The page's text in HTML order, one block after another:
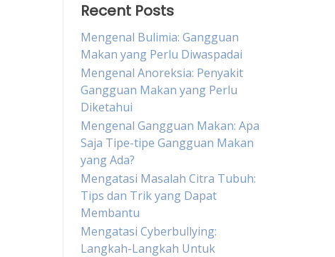
Recent Posts
Mengenal Bulimia: Gangguan
Makan yang Perlu Diwaspadai
Mengenal Anoreksia: Penyakit
Gangguan Makan yang Perlu
Diketahui
Mengenal Gangguan Makan: Apa
Saja Tipe-tipe Gangguan Makan
yang Ada?
Mengatasi Masalah Citra Tubuh:
Tips dan Trik yang Dapat
Membantu
Mengatasi Cyberbullying:
Langkah-Langkah Untuk